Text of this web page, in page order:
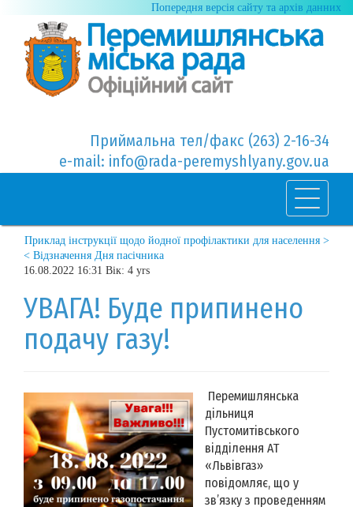
Попередня версія сайту та архів данних
Приймальна тел/факс (263) 2-16-34
e-mail: info@rada-peremyshlyany.gov.ua
Приклад інструкції щодо йодної профілактики для населення >
< Відзначення Дня пасічника
16.08.2022 16:31 Вік: 4 yrs
УВАГА! Буде припинено
подачу газу!
Перемишлянська
дільниця
Пустомитівського
відділення АТ
«Львівгаз»
повідомляє, що у
зв’язку з проведенням